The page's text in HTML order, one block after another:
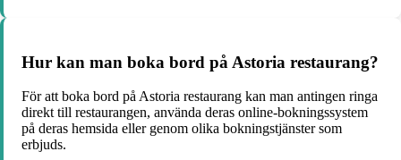
Hur kan man boka bord på Astoria restaurang?
För att boka bord på Astoria restaurang kan man antingen ringa
direkt till restaurangen, använda deras online-bokningssystem
på deras hemsida eller genom olika bokningstjänster som
erbjuds.